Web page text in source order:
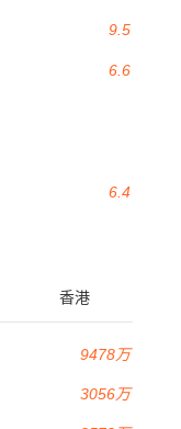
9.5
6.6
6.4
香港
9478万
3056万
110分钟
复仇归来